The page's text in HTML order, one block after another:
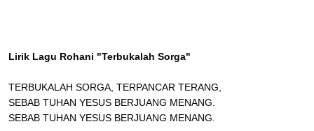
Lirik Lagu Rohani "Terbukalah Sorga"
TERBUKALAH SORGA, TERPANCAR TERANG,
SEBAB TUHAN YESUS BERJUANG MENANG.
SEBAB TUHAN YESUS BERJUANG MENANG.